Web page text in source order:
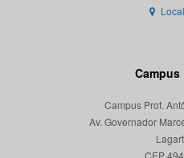
Campus
Campus Prof.
Av. Governador